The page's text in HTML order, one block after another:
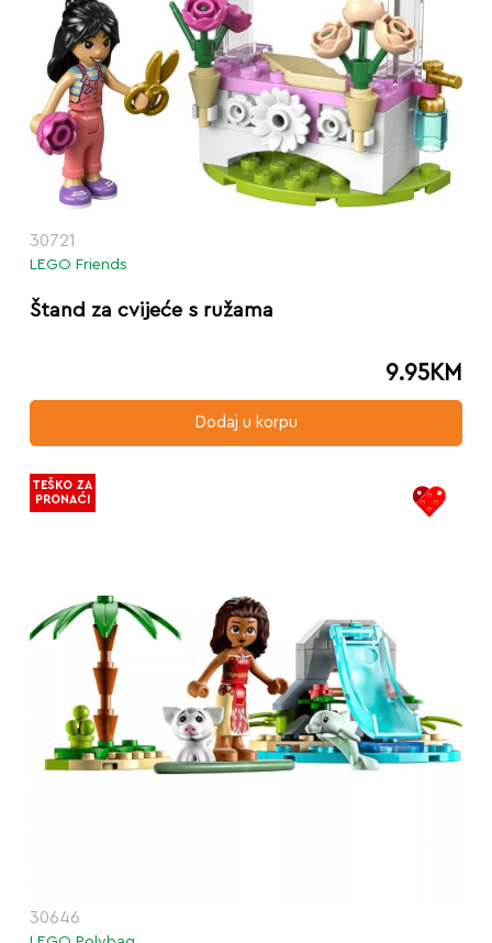
30721
LEGO Friends
Štand za cvijeće s ružama
9.95KM
Dodaj u korpu
30646
TEŠKO ZA
PRONAĆI